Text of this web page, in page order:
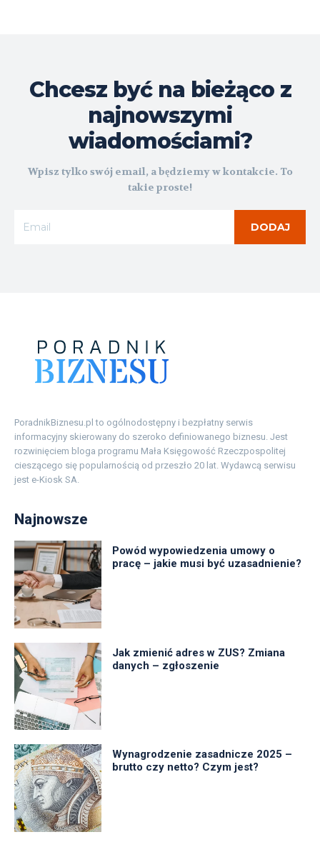
Chcesz być na bieżąco z
najnowszymi
wiadomościami?
Wpisz tylko swój email, a będziemy w kontakcie. To
takie proste!
DODAJ
PoradnikBiznesu.pl to ogólnodostępny i bezpłatny serwis
informacyjny skierowany do szeroko definiowanego biznesu. Jest
rozwinięciem bloga programu Mała Księgowość Rzeczpospolitej
cieszącego się popularnością od przeszło 20 lat. Wydawcą serwisu
jest e-Kiosk SA.
Najnowsze
Powód wypowiedzenia umowy o
pracę – jakie musi być uzasadnienie?
Jak zmienić adres w ZUS? Zmiana
danych – zgłoszenie
Wynagrodzenie zasadnicze 2025 –
brutto czy netto? Czym jest?